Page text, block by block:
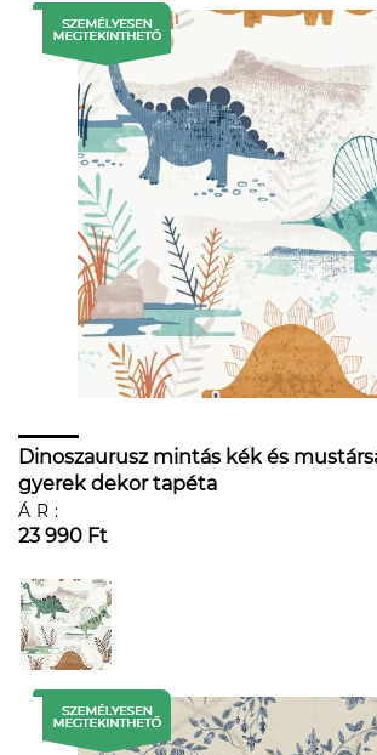
Dinoszaurusz mintás kék és
gyerek dekor tapéta
ÁR:
23 990 Ft